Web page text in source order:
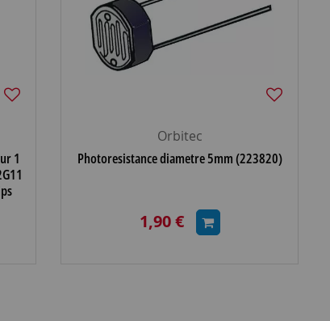
1
Orbitec
Photoresistance diametre 5mm (223820)
1,90 €